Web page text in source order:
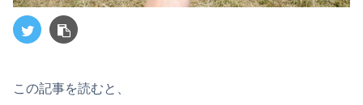
この記事を読むと、